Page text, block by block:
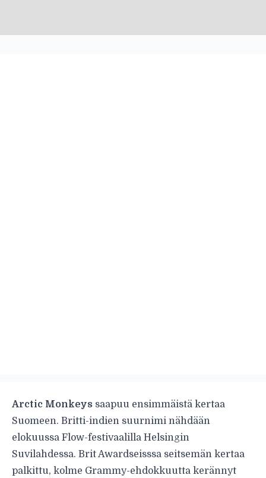
Arctic Monkeys saapuu ensimmäistä kertaa
Suomeen. Britti-indien suurnimi nähdään
elokuussa Flow-festivaalilla Helsingin
Suvilahdessa. Brit Awardseisssa seitsemän kertaa
palkittu, kolme Grammy-ehdokkuutta kerännyt